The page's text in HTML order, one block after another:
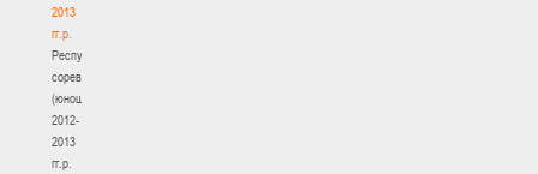
2013
гг.р.
Республиканские
соревнования
(юноши)
2012-
2013
гг.р.